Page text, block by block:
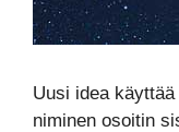
Uusi idea
niminen osoitin